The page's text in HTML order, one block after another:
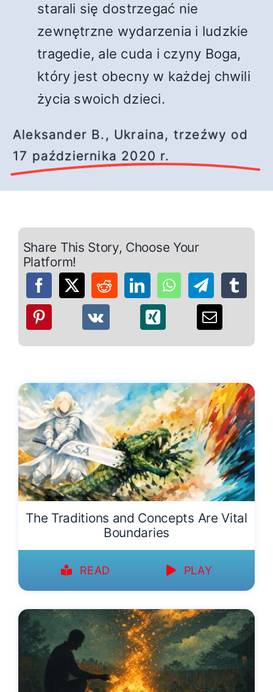
starali się dostrzegać nie
zewnętrzne wydarzenia i ludzkie
tragedie, ale cuda i czyny Boga,
który jest obecny w każdej chwili
życia swoich dzieci.
Aleksander B., Ukraina, trzeźwy od
17 października 2020 r.
Share This Story, Choose Your
Platform!
The Traditions and Concepts Are Vital
Boundaries
READ PLAY